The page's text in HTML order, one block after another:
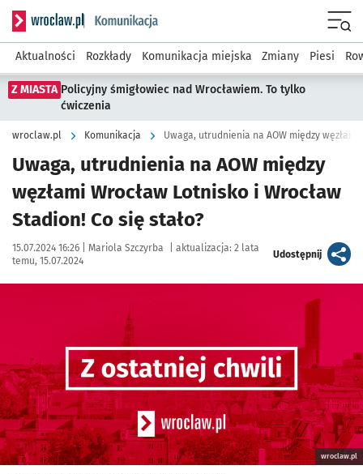
Serwis informacyjny wroclaw.pl podserwis: Komunikacja
Aktualności Rozkłady Komunikacja miejska Zmiany Piesi
Z MIASTA Policyjny śmigłowiec nad Wrocławiem. To tylko
ćwiczenia
wroclaw.pl Komunikacja Uwaga, utrudnienia na AOW między
Uwaga, utrudnienia na AOW między
węzłami Wrocław Lotnisko i Wrocław
Stadion! Co się stało?
Data publikacji:
15.07.2024 16:26 | Autor:
Mariola Szczyrba aktualizacja: 2 lata
temu, 15.07.2024
Udostępnijartykuł
wroclaw.pl